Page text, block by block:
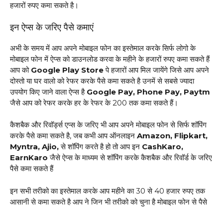
हजारों रुपए कमा सकते है।
इन ऐप्स के जरिए पैसे कमाएं
अभी के समय में आप अपने मोबाइल फोन का इस्तेमाल करके सिर्फ लोगो के
मोबाइल फोन में ऐप्स को डाउनलोड करवा के महीने के हजारों रुपए कमा सकते हैं
आप कोGoogle Play Storeपे हजारों आप मिल जायेंगे जिसे आप अपने
दोस्तो या घर वालो को रेफर करके पैसे कमा सकते है उनमें से सबसे ज्यादा
उपयोग किए जाने वाला ऐप्स है Google Pay, Phone Pay, Paytm
जैसे आप को रेफर करके हर के रेफर के 200₹ तक कमा सकते हैं।
कैशबैक और रिवॉर्ड्स एप्स के जरिए भी आप अपने मोबाइल फोन से सिर्फ शॉपिंग
करके पैसे कमा सकते है, जब कभी आप ऑनलाइन Amazon, Flipkart,
Myntra, Ajio,से शॉपिंग करते है हो तो आप इन CashKaro,
EarnKaro जैसे ऐप्स के माध्यम से शॉपिंग करके कैशबैक और रिवॉर्ड के जरिए
पैसे कमा सकते हैं
इन सभी तरीको का इस्तेमाल करके आप महीने का 30₹ से 40₹ हजार रुपए तक
आसानी से कमा सकते है आप ने जिन भी तरीको को चुना है मोबाइल फोन से पैसे